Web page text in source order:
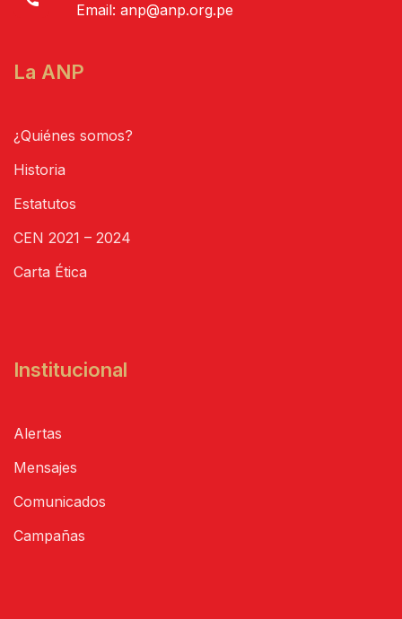
Email: anp@anp.org.pe
La ANP
¿Quiénes somos?
Historia
Estatutos
CEN 2021 – 2024
Carta Ética
Institucional
Alertas
Mensajes
Comunicados
Campañas